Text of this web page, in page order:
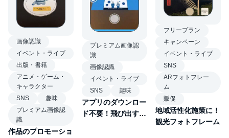
画像認識
イベント・ライブ
出版・書籍
アニメ・ゲーム・
キャラクター
SNS
趣味
プレミアム画像認
識
作品のプロモーショ
プレミアム画像認
識
画像認識
イベント・ライブ
SNS
趣味
アプリのダウンロー
ド不要！飛び出す
フリープラン
キャンペーン
イベント・ライブ
SNS
ARフォトフレー
ム
販促
地域活性化施策に！
観光フォトフレーム